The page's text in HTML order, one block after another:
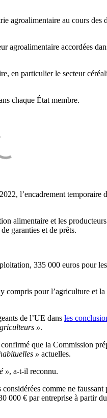
au cours des
accordées
en particulier le secteur
chaque État membre.
l’encadrement
alimentaire et les
garanties et de prêts.
335 000 euros pour
compris pour l’agriculture et
de l’UE dans les
».
que la Commission
» actuelles.
», a-t-il reconnu.
comme ne
€ par entreprise à partir